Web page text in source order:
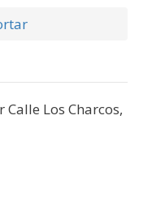
Los Charcos,